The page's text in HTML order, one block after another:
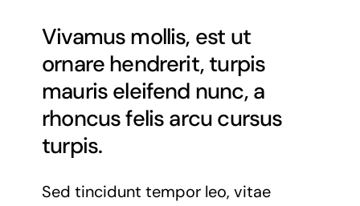
Vivamus mollis, est ut
ornare hendrerit, turpis
mauris eleifend nunc, a
rhoncus felis arcu cursus
turpis.
Sed tincidunt tempor leo, vitae